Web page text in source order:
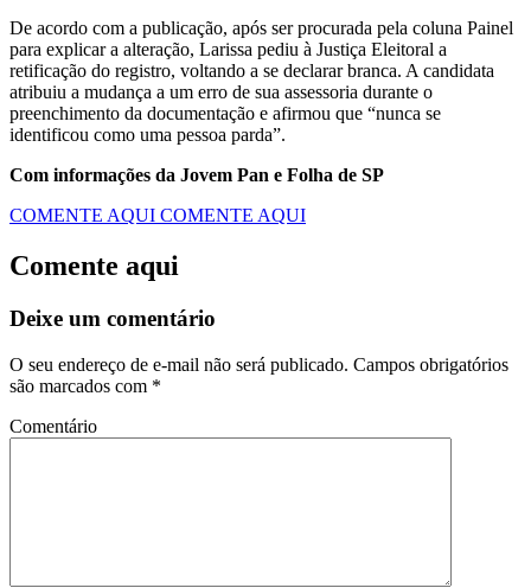
De acordo com a publicação, após ser procurada pela coluna Painel
para explicar a alteração, Larissa pediu à Justiça Eleitoral a
retificação do registro, voltando a se declarar branca. A candidata
atribuiu a mudança a um erro de sua assessoria durante o
preenchimento da documentação e afirmou que “nunca se
identificou como uma pessoa parda”.
Com informações da Jovem Pan e Folha de SP
COMENTE AQUI COMENTE AQUI
Comente aqui
Deixe um comentário
O seu endereço de e-mail não será publicado. Campos obrigatórios
são marcados com *
Comentário